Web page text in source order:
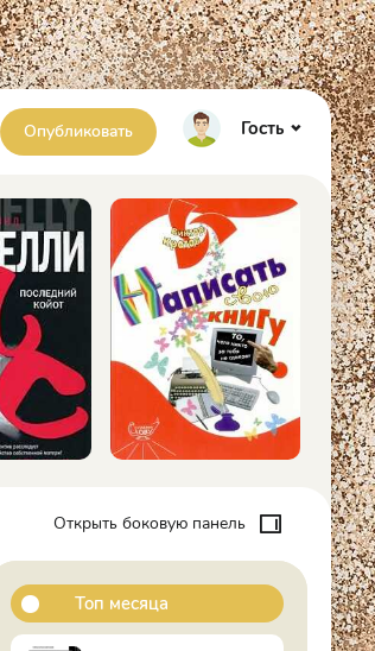
Опубликовать Гость
Открыть боковую панель
Топ месяца